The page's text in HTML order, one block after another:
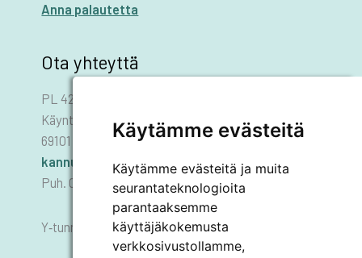
Käytämme evästeitä
Käytämme evästeitä ja muita
seurantateknologioita
parantaaksemme
käyttäjäkokemusta
verkkosivustollamme,
Anna palautetta
Ota yhteyttä
PL 42
Käyntiosoite: Asematie 1
69101 KANNUS
kannus.kaupunki@kannus.ﬁ
Puh. 06 8745 111
Y‑tunnus 0178455–6